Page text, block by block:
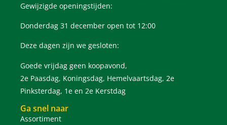
Gewijzigde openingstijden:
Donderdag 31 december open tot 12:00
Deze dagen zijn we gesloten:
Goede vrijdag geen koopavond,
2e Paasdag, Koningsdag, Hemelvaartsdag, 2e
Pinksterdag, 1e en 2e Kerstdag
Ga snel naar
Assortiment